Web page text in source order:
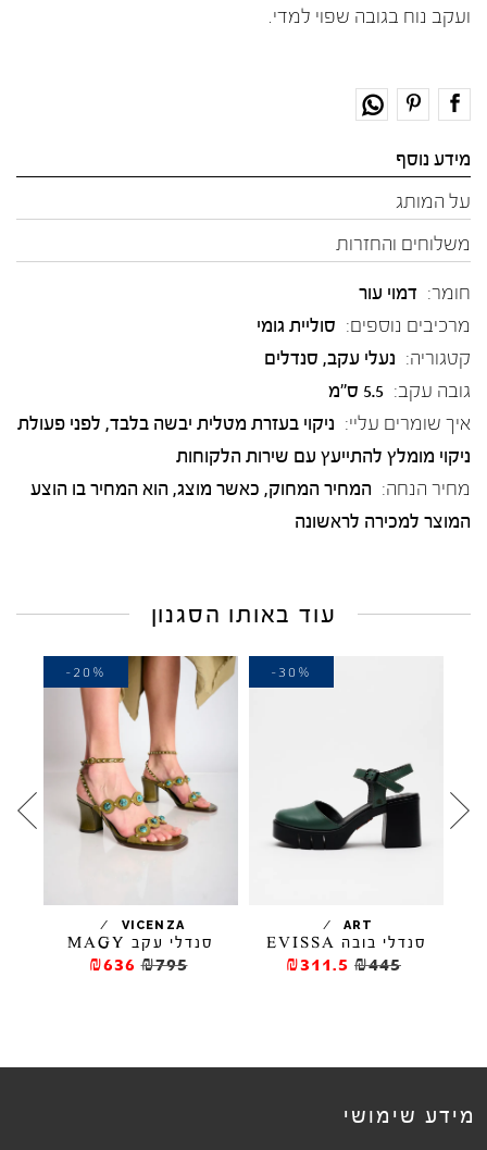
ועקב נוח בגובה שפוי למדי.
מידע נוסף
על המותג
משלוחים והחזרות
חומר: דמוי עור
מרכיבים נוספים: סוליית גומי
קטגוריה: נעלי עקב, סנדלים
גובה עקב: 5.5 ס"מ
איך שומרים עליי: ניקוי בעזרת מטלית יבשה בלבד, לפני פעולת
ניקוי מומלץ להתייעץ עם שירות הלקוחות
מחיר הנחה: המחיר המחוק, כאשר מוצג, הוא המחיר בו הוצע
המוצר למכירה לראשונה
עוד באותו הסגנון
ART
/
סנדלי בובה EVISSA
₪445
₪311.5
-30%
VICENZA
/
סנדלי עקב MAGY
₪795
₪636
-20%
מידע שימושי